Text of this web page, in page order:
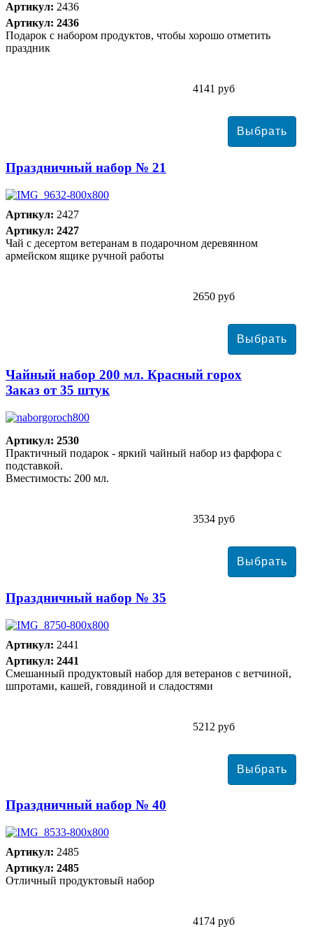
Артикул: 2436
Артикул: 2436
Подарок с набором продуктов, чтобы хорошо отметить
праздник
4141 руб
Праздничный набор № 21
Артикул: 2427
Артикул: 2427
Чай с десертом ветеранам в подарочном деревянном
армейском ящике ручной работы
2650 руб
Чайный набор 200 мл. Красный горох
Заказ от 35 штук
Артикул: 2530
Практичный подарок - яркий чайный набор из фарфора с
подставкой.
Вместимость: 200 мл.
3534 руб
Праздничный набор № 35
Артикул: 2441
Артикул: 2441
Смешанный продуктовый набор для ветеранов с ветчиной,
шпротами, кашей, говядиной и сладостями
5212 руб
Праздничный набор № 40
Артикул: 2485
Артикул: 2485
Отличный продуктовый набор
4174 руб